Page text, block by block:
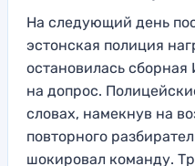
На следующий день
эстонская полиция
остановилась
на допрос.
словах, намекнув на
повторного
шокировал команду.